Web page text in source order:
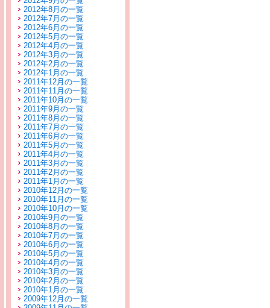
2012年8月の一覧
2012年7月の一覧
2012年6月の一覧
2012年5月の一覧
2012年4月の一覧
2012年3月の一覧
2012年2月の一覧
2012年1月の一覧
2011年12月の一覧
2011年11月の一覧
2011年10月の一覧
2011年9月の一覧
2011年8月の一覧
2011年7月の一覧
2011年6月の一覧
2011年5月の一覧
2011年4月の一覧
2011年3月の一覧
2011年2月の一覧
2011年1月の一覧
2010年12月の一覧
2010年11月の一覧
2010年10月の一覧
2010年9月の一覧
2010年8月の一覧
2010年7月の一覧
2010年6月の一覧
2010年5月の一覧
2010年4月の一覧
2010年3月の一覧
2010年2月の一覧
2010年1月の一覧
2009年12月の一覧